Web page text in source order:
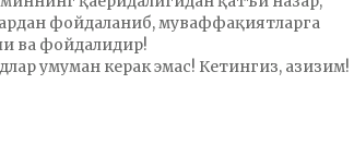
фойдаланиб, муваффақиятларга
ва фойдалидир!
умуман керак эмас! Кетингиз, азизим!